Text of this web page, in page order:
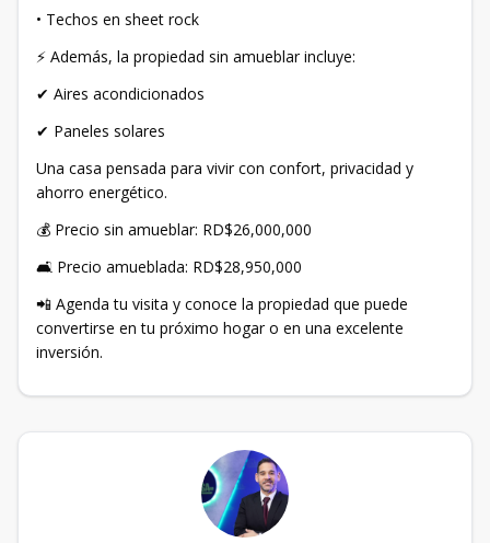
• Techos en sheet rock
⚡ Además, la propiedad sin amueblar incluye:
✔ Aires acondicionados
✔ Paneles solares
Una casa pensada para vivir con confort, privacidad y
ahorro energético.
💰 Precio sin amueblar: RD$26,000,000
🛋 Precio amueblada: RD$28,950,000
📲 Agenda tu visita y conoce la propiedad que puede
convertirse en tu próximo hogar o en una excelente
inversión.